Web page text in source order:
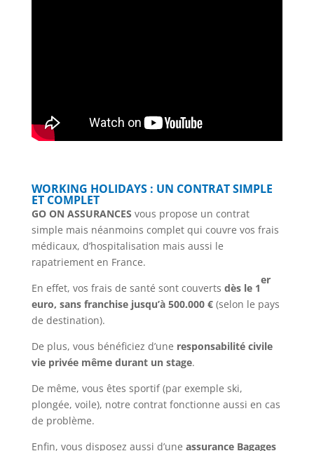
WORKING HOLIDAYS : UN CONTRAT SIMPLE
ET COMPLET
GO ON ASSURANCES vous propose un contrat
simple mais néanmoins complet qui couvre vos frais
médicaux, d’hospitalisation mais aussi le
rapatriement en France.
En effet, vos frais de santé sont couverts dès le 1
er
euro, sans franchise jusqu’à 500.000 €(selon le pays
de destination).
De plus, vous bénéficiez d’une responsabilité civile
vie privée même durant un stage.
De même, vous êtes sportif (par exemple ski,
plongée, voile), notre contrat fonctionne aussi en cas
de problème.
Enfin, vous disposez aussi d’une assurance Bagages